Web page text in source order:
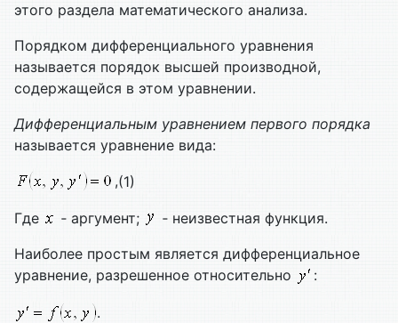
этого раздела математического анализа.
Порядком дифференциального уравнения
называется порядок высшей производной,
содержащейся в этом уравнении.
Дифференциальным уравнением первого порядка
называется уравнение вида:
,(1)
Где ‑ аргумент;
‑ неизвестная функция.
Наиболее простым является дифференциальное
уравнение, разрешенное относительно
:
.